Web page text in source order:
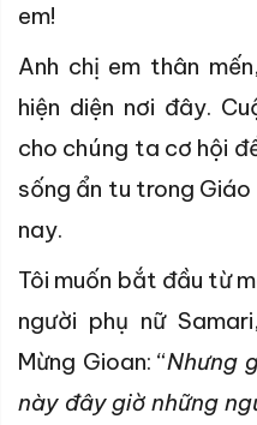
em!
Anh chị em thân
hiện diện nơi đây.
cho chúng ta cơ hội
sống ẩn tu trong
nay.
Tôi muốn bắt đầu từ
người phụ nữ
Mừng Gioan: “Nhưng
này đây giờ những